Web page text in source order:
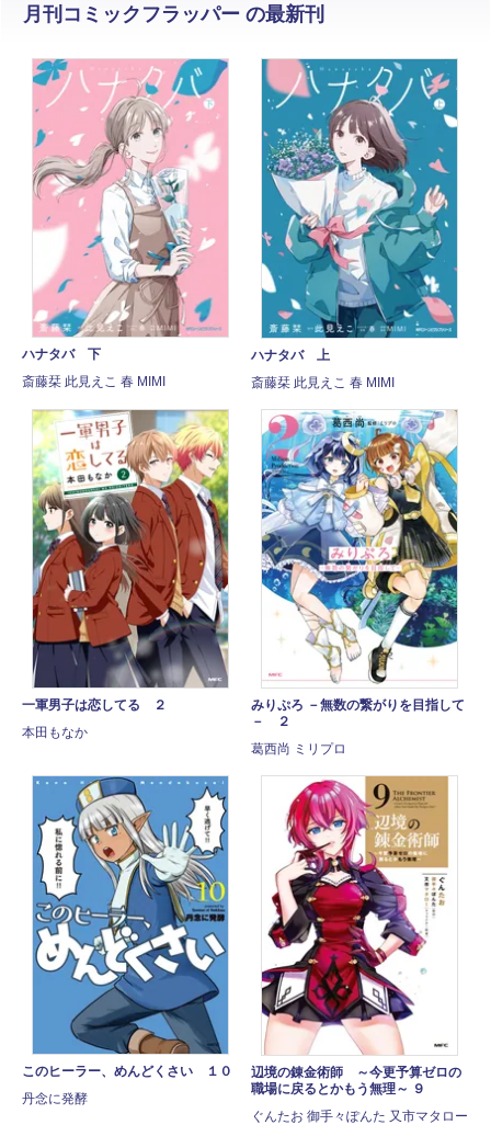
月刊コミックフラッパー の最新刊
ハナタバ 下
斎藤栞 此見えこ 春 MIMI
ハナタバ 上
斎藤栞 此見えこ 春 MIMI
一軍男子は恋してる ２
本田もなか
みりぷろ －無数の繋がりを目指して
－ ２
葛西尚 ミリプロ
このヒーラー、めんどくさい １０
丹念に発酵
辺境の錬金術師 ～今更予算ゼロの
職場に戻るとかもう無理～ ９
ぐんたお 御手々ぽんた 又市マタロー